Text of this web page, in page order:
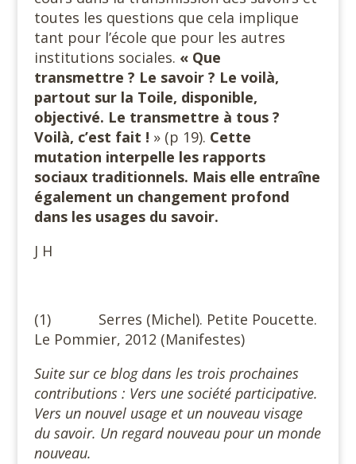
toutes les questions que cela implique
tant pour l’école que pour les autres
institutions sociales. « Que
transmettre ? Le savoir ? Le voilà,
partout sur la Toile, disponible,
objectivé. Le transmettre à tous ?
Voilà, c’est fait ! » (p 19). Cette
mutation interpelle les rapports
sociaux traditionnels. Mais elle entraîne
également un changement profond
dans les usages du savoir.
J H
(1) Serres (Michel). Petite Poucette.
Le Pommier, 2012 (Manifestes)
Suite sur ce blog dans les trois prochaines
contributions : Vers une société participative.
Vers un nouvel usage et un nouveau visage
du savoir. Un regard nouveau pour un monde
nouveau.